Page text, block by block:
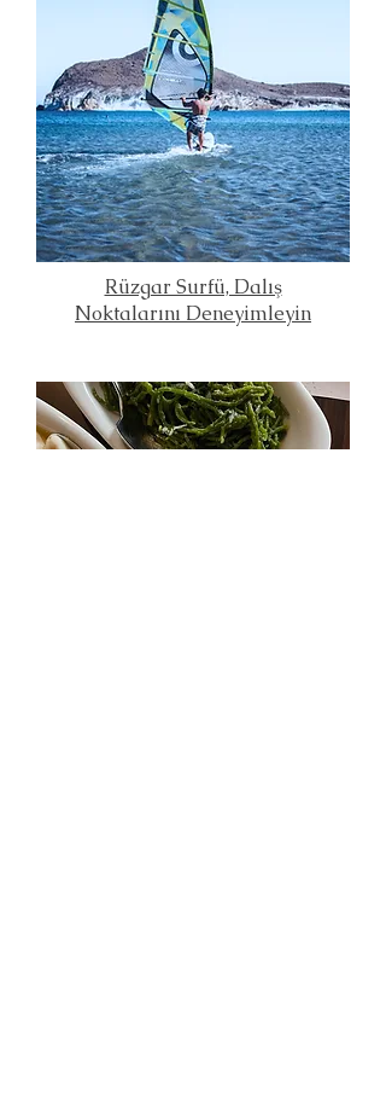
Rüzgar Surfü, Dalış
Noktalarını Deneyimleyin